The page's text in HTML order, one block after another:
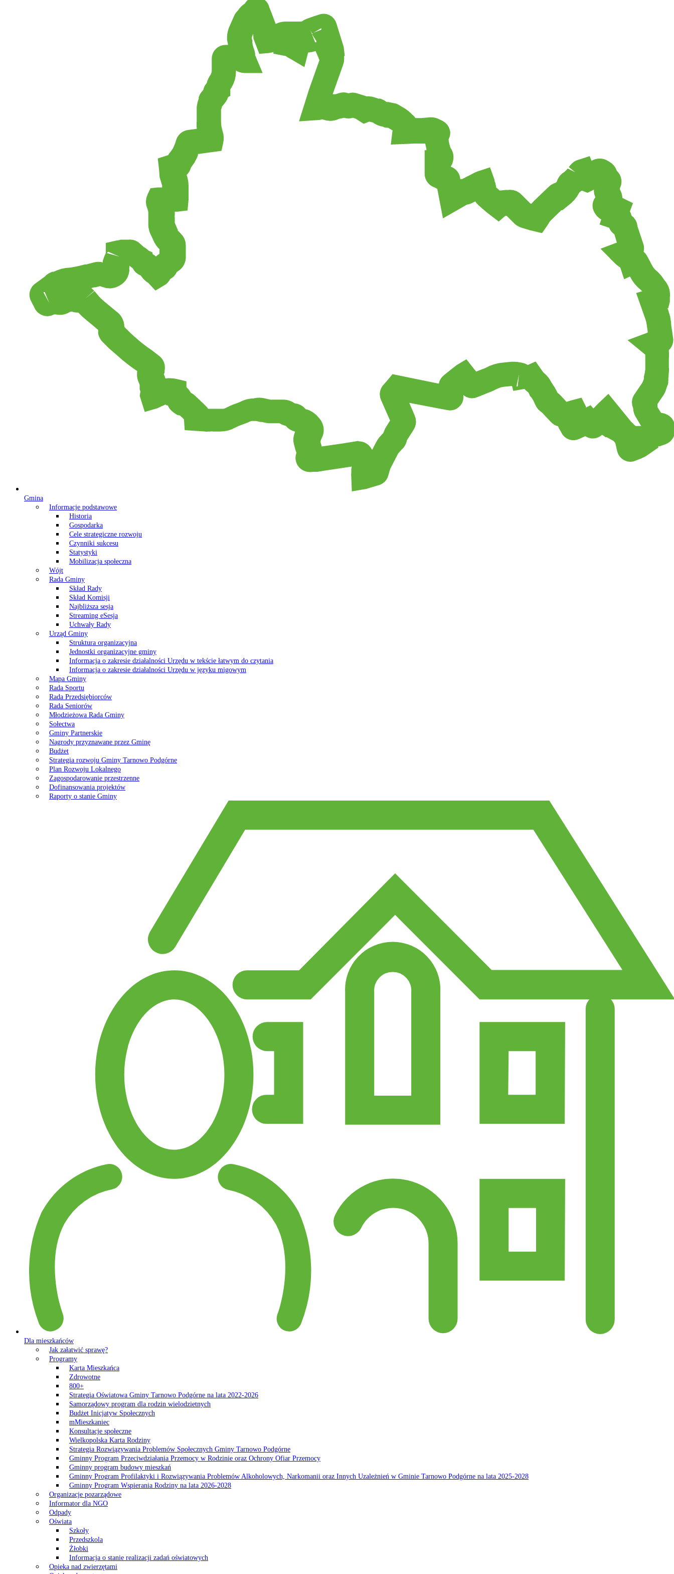
Gmina
Informacje podstawowe
Historia
Gospodarka
Cele strategiczne rozwoju
Czynniki sukcesu
Statystyki
Mobilizacja społeczna
Wójt
Rada Gminy
Skład Rady
Skład Komisji
Najbliższa sesja
Streaming eSesja
Uchwały Rady
Urząd Gminy
Struktura organizacyjna
Jednostki organizacyjne gminy
Informacja o zakresie działalności Urzędu w tekście łatwym do czytania
Informacja o zakresie działalności Urzędu w języku migowym
Mapa Gminy
Rada Sportu
Rada Przedsiębiorców
Rada Seniorów
Młodzieżowa Rada Gminy
Sołectwa
Gminy Partnerskie
Nagrody przyznawane przez Gminę
Budżet
Strategia rozwoju Gminy Tarnowo Podgórne
Plan Rozwoju Lokalnego
Zagospodarowanie przestrzenne
Dofinansowania projektów
Raporty o stanie Gminy
Dla mieszkańców
Jak załatwić sprawę?
Programy
Karta Mieszkańca
Zdrowotne
800+
Strategia Oświatowa Gminy Tarnowo Podgórne na lata 2022-2026
Samorządowy program dla rodzin wielodzietnych
Budżet Inicjatyw Społecznych
mMieszkaniec
Konsultacje społeczne
Wielkopolska Karta Rodziny
Strategia Rozwiązywania Problemów Społecznych Gminy Tarnowo Podgórne
Gminny Program Przeciwdziałania Przemocy w Rodzinie oraz Ochrony Ofiar Przemocy
Gminny program budowy mieszkań
Gminny Program Profilaktyki i Rozwiązywania Problemów Alkoholowych, Narkomanii oraz Innych Uzależnień w Gminie Tarnowo Podgórne na lata 2025-2028
Gminny Program Wspierania Rodziny na lata 2026-2028
Organizacje pozarządowe
Informator dla NGO
Odpady
Oświata
Szkoły
Przedszkola
Żłobki
Informacja o stanie realizacji zadań oświatowych
Opieka nad zwierzętami